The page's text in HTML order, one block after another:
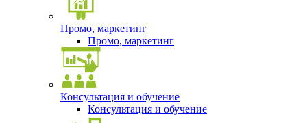
Промо, маркетинг
Промо, маркетинг
Консультация и обучение
Консультация и обучение